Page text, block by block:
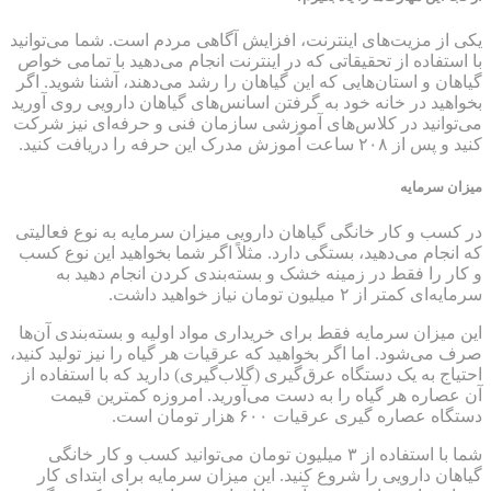
یکی از مزیت‌های اینترنت، افزایش آگاهی مردم است. شما می‌توانید
با استفاده از تحقیقاتی که در اینترنت انجام می‌دهید با تمامی خواص
گیاهان و استان‌هایی که این گیاهان را رشد می‌دهند، آشنا شوید. اگر
بخواهید در خانه خود به گرفتن اسانس‌های گیاهان دارویی روی آورید
می‌توانید در کلاس‌های آموزشی سازمان فنی و حرفه‌ای نیز شرکت
کنید و پس از ۲۰۸ ساعت آموزش مدرک این حرفه را دریافت کنید.
میزان سرمایه
در کسب و کار خانگی گیاهان دارویی میزان سرمایه به نوع فعالیتی
که انجام می‌دهید، بستگی دارد. مثلاً اگر شما بخواهید این نوع کسب
و کار را فقط در زمینه خشک و بسته‌بندی کردن انجام دهید به
سرمایه‌ای کمتر از ۲ میلیون تومان نیاز خواهید داشت.
این میزان سرمایه فقط برای خریداری مواد اولیه و بسته‌بندی آن‌ها
صرف می‌شود. اما اگر بخواهید که عرقیات هر گیاه را نیز تولید کنید،
احتیاج به یک دستگاه عرق‌گیری (گلاب‌گیری) دارید که با استفاده از
آن عصاره هر گیاه را به دست می‌آورید. امروزه کمترین قیمت
دستگاه عصاره گیری عرقیات ۶۰۰ هزار تومان است.
شما با استفاده از ۳ میلیون تومان می‌توانید کسب و کار خانگی
گیاهان دارویی را شروع کنید. این میزان سرمایه برای ابتدای کار